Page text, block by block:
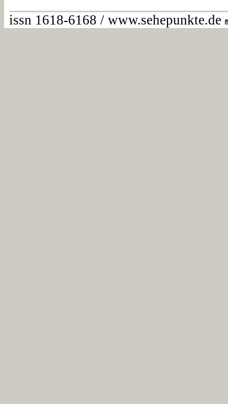
issn 1618-6168 / www.sehepunkte.de